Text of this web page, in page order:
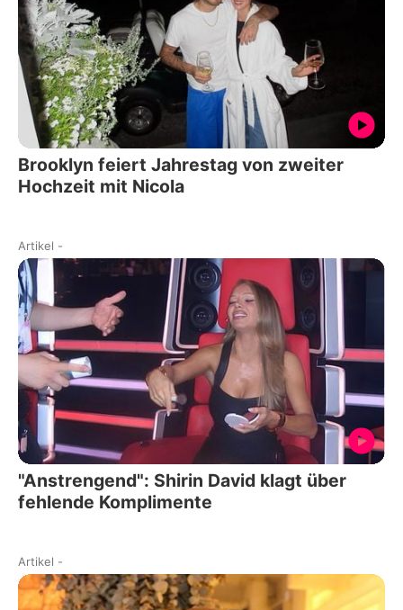
Brooklyn feiert Jahrestag von zweiter
Hochzeit mit Nicola
Artikel -
"Anstrengend": Shirin David klagt über
fehlende Komplimente
Artikel -